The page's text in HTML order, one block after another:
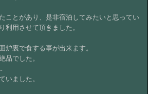
ことがあり、是非宿泊してみたいと思ってい
利用させて頂きました。
炉裏で食する事が出来ます。
品でした。
いました。